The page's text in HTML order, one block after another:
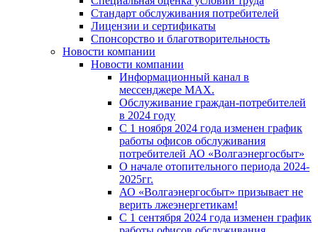
Стандарт обслуживания потребителей
Лицензии и сертификаты
Спонсорство и благотворительность
Новости компании
Новости компании
Информационный канал в
мессенджере MAX.
Обслуживание граждан-потребителей
в 2024 году
С 1 ноября 2024 года изменен график
работы офисов обслуживания
потребителей АО «Волгаэнергосбыт»
О начале отопительного периода 2024-
2025гг.
АО «Волгаэнергосбыт» призывает не
верить лжеэнергетикам!
С 1 сентября 2024 года изменен график